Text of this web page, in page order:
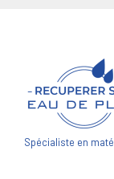
Spécialiste en